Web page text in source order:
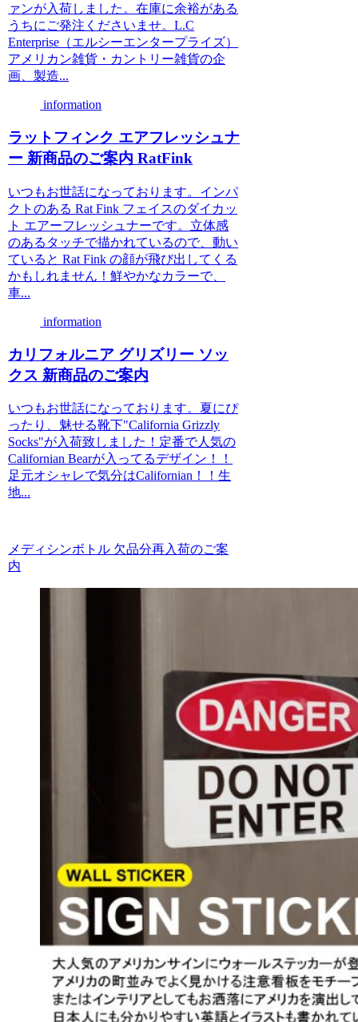
ァンが入荷しました。在庫に余裕がある
うちにご発注くださいませ。L.C
Enterprise（エルシーエンタープライズ）
アメリカン雑貨・カントリー雑貨の企
画、製造...
information
ラットフィンク エアフレッシュナ
ー 新商品のご案内 RatFink
いつもお世話になっております。インパ
クトのある Rat Fink フェイスのダイカッ
ト エアーフレッシュナーです。立体感
のあるタッチで描かれているので、動い
ていると Rat Fink の顔が飛び出してくる
かもしれません！鮮やかなカラーで、
車...
information
カリフォルニア グリズリー ソッ
クス 新商品のご案内
いつもお世話になっております。夏にぴ
ったり、魅せる靴下"California Grizzly
Socks"が入荷致しました！定番で人気の
Californian Bearが入ってるデザイン！！
足元オシャレで気分はCalifornian！！生
地...
メディシンボトル 欠品分再入荷のご案
内